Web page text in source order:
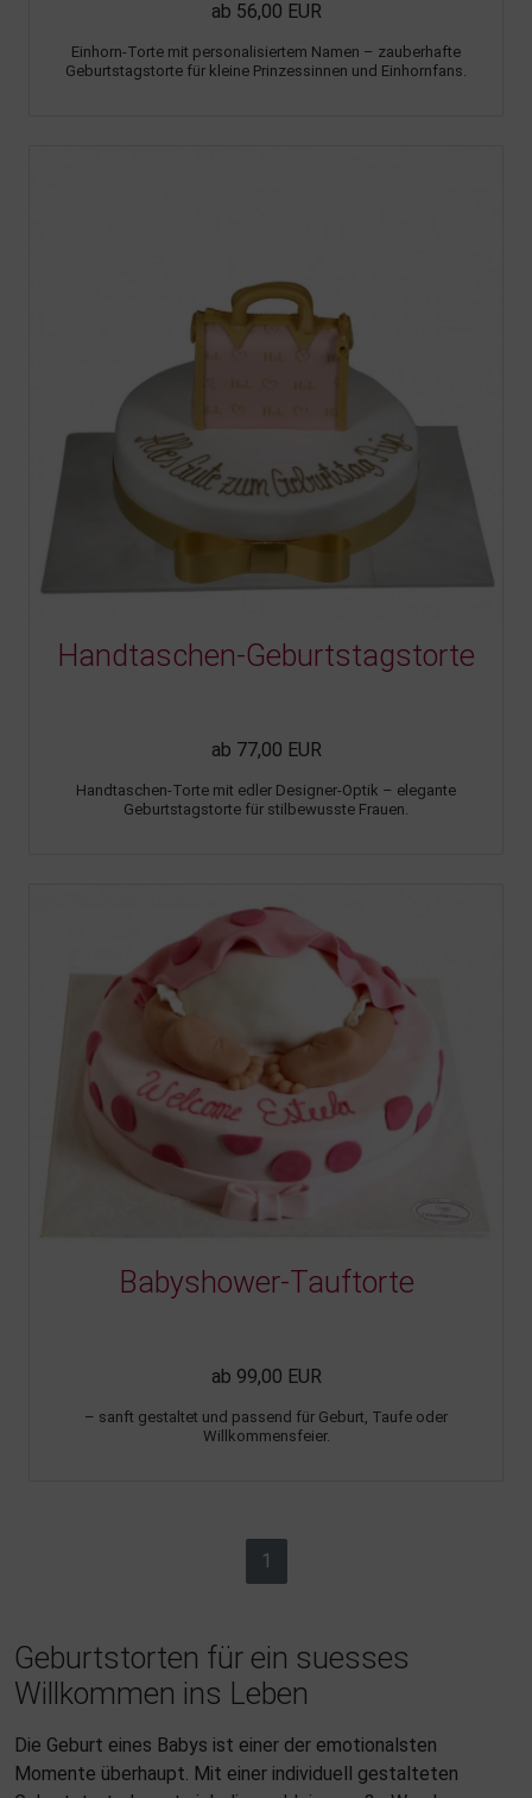
ab 56,00 EUR
Einhorn-Torte mit personalisiertem Namen – zauberhafte
Geburtstagstorte für kleine Prinzessinnen und Einhornfans.
Handtaschen-Geburtstagstorte
ab 77,00 EUR
Handtaschen-Torte mit edler Designer-Optik – elegante
Geburtstagstorte für stilbewusste Frauen.
Babyshower-Tauftorte
ab 99,00 EUR
– sanft gestaltet und passend für Geburt, Taufe oder
Willkommensfeier.
1
Geburtstorten für ein suesses
Willkommen ins Leben
Die Geburt eines Babys ist einer der emotionalsten
Momente überhaupt. Mit einer individuell gestalteten